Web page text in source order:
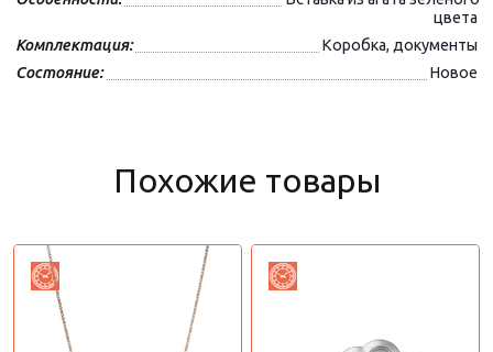
цвета
Комплектация:
Коробка, документы
Состояние:
Новое
Похожие товары